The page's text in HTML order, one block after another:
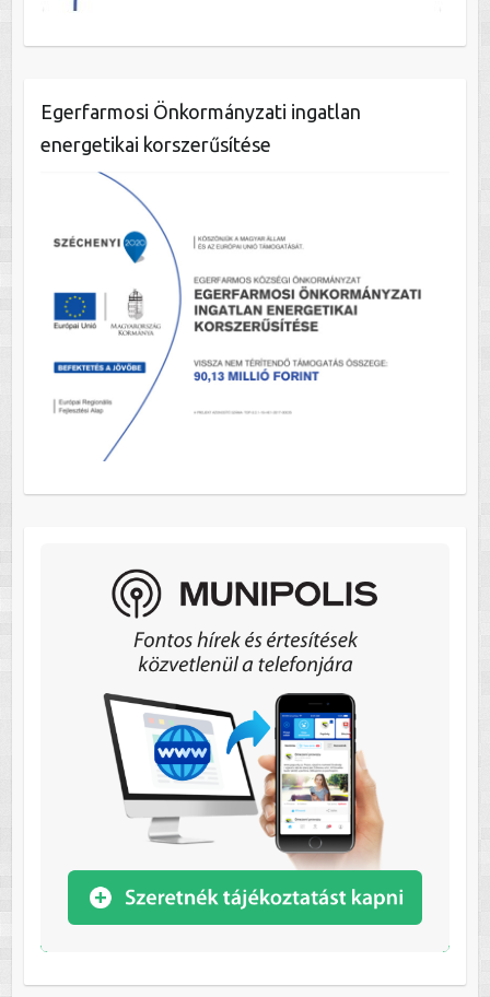
Egerfarmosi Önkormányzati ingatlan
energetikai korszerűsítése